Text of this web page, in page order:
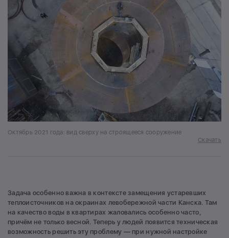
Октябрь 2021 года: вид сверху на строящееся сооружение
Скачать
Задача особенно важна в контексте замещения устаревших
теплоисточников на окраинах левобережной части Канска. Там
на качество воды в квартирах жаловались особенно часто,
причём не только весной. Теперь у людей появится техническая
возможность решить эту проблему — при нужной настройке